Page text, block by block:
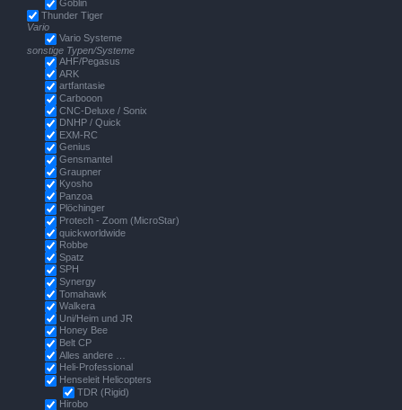
Goblin
Thunder Tiger
Vario
Vario Systeme
sonstige Typen/Systeme
AHF/Pegasus
ARK
artfantasie
Carbooon
CNC-Deluxe / Sonix
DNHP / Quick
EXM-RC
Genius
Gensmantel
Graupner
Kyosho
Panzoa
Plöchinger
Protech - Zoom (MicroStar)
quickworldwide
Robbe
Spatz
SPH
Synergy
Tomahawk
Walkera
Uni/Heim und JR
Honey Bee
Belt CP
Alles andere …
Heli-Professional
Henseleit Helicopters
TDR (Rigid)
Hirobo